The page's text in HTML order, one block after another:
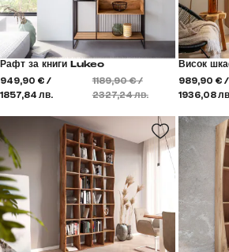
Рафт за книги Lukeo
949,90 € /
1857,84 лв.
1189,90 € /
2327,24 лв.
Висок
989,90 € /
1936,08